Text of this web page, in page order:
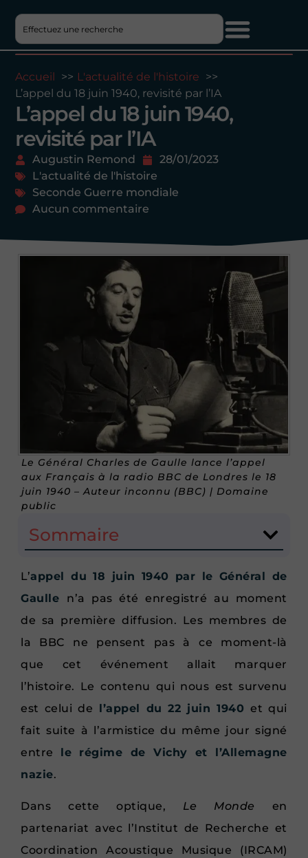
Accueil
L'actualité de l'histoire
L’appel du 18 juin 1940, revisité par l’IA
L’appel du 18 juin 1940,
revisité par l’IA
Augustin Remond
28/01/2023
L'actualité de l'histoire
Seconde Guerre mondiale
Aucun commentaire
Le Général Charles de Gaulle lance l’appel
aux Français à la radio BBC de Londres le 18
juin 1940 – Auteur inconnu (BBC) | Domaine
public
Sommaire
L’appel du 18 juin 1940 par le Général de
Gaulle n’a pas été enregistré au moment
de sa première diffusion. Les membres de
la BBC ne pensent pas à ce moment-là
que cet événement allait marquer
l’histoire. Le contenu qui nous est survenu
est celui de l’appel du 22 juin 1940et qui
fait suite à l’armistice du même jour signé
entre le régime de Vichy et l’Allemagne
nazie.
Dans cette optique, Le Monde
en
partenariat avec l’Institut de Recherche et
Coordination Acoustique Musique (IRCAM)